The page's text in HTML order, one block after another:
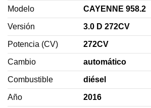
Modelo CAYENNE 958.2
Versión 3.0 D 272CV
Potencia (CV) 272CV
Cambio automático
Combustible diésel
Año 2016